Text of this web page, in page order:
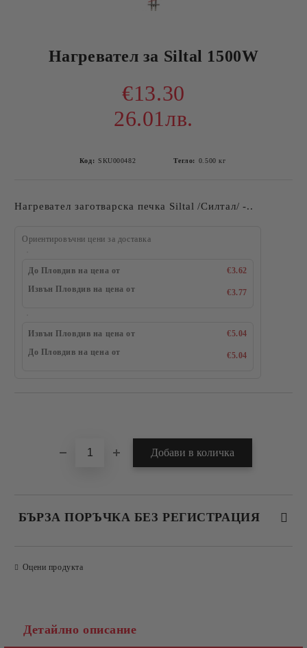
Нагревател за Siltal 1500W
€13.30
26.01лв.
Код: SKU000482 Тегло: 0.500 кг
Нагревател заготварска печка Siltal /Силтал/ -..
Ориентировъчни цени за доставка
До Пловдив на цена от
€3.62
Извън Пловдив на цена от
€3.77
Извън Пловдив на цена от
€5.04
До Пловдив на цена от
€5.04
БЪРЗА ПОРЪЧКА БЕЗ РЕГИСТРАЦИЯ
Оцени продукта
Детайлно описание